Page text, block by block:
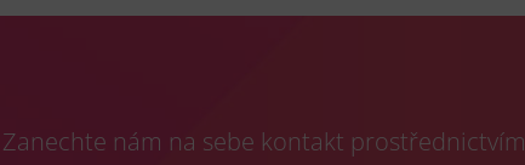
Zanechte nám na sebe kontakt prostřednictvím